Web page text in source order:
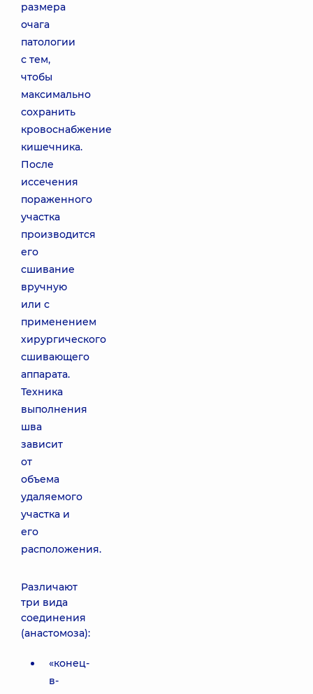
размера
очага
патологии
с тем,
чтобы
максимально
сохранить
кровоснабжение
кишечника.
После
иссечения
пораженного
участка
производится
его
сшивание
вручную
или с
применением
хирургического
сшивающего
аппарата.
Техника
выполнения
шва
зависит
от
объема
удаляемого
участка и
его
расположения.
Различают
три вида
соединения
(анастомоза):
«конец-
в-